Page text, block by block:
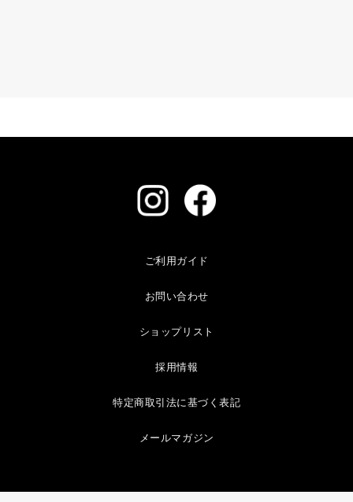
ご利用ガイド
お問い合わせ
ショップリスト
採用情報
特定商取引法に基づく表記
メールマガジン